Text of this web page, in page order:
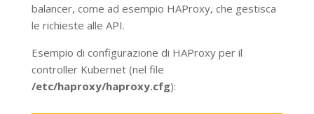
balancer, come ad esempio HAProxy, che gestisca
le richieste alle API.
Esempio di configurazione di HAProxy per il
controller Kubernet (nel file
/etc/haproxy/haproxy.cfg):